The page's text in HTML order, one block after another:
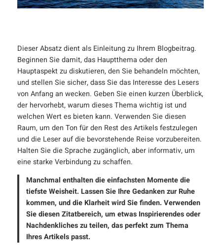
Dieser Absatz dient als Einleitung zu Ihrem Blogbeitrag.
Beginnen Sie damit, das Hauptthema oder den
Hauptaspekt zu diskutieren, den Sie behandeln möchten,
und stellen Sie sicher, dass Sie das Interesse des Lesers
von Anfang an wecken. Geben Sie einen kurzen Überblick,
der hervorhebt, warum dieses Thema wichtig ist und
welchen Wert es bieten kann. Verwenden Sie diesen
Raum, um den Ton für den Rest des Artikels festzulegen
und die Leser auf die bevorstehende Reise vorzubereiten.
Halten Sie die Sprache zugänglich, aber informativ, um
eine starke Verbindung zu schaffen.
Manchmal enthalten die einfachsten Momente die
tiefste Weisheit. Lassen Sie Ihre Gedanken zur Ruhe
kommen, und die Klarheit wird Sie finden. Verwenden
Sie diesen Zitatbereich, um etwas Inspirierendes oder
Nachdenkliches zu teilen, das perfekt zum Thema
Ihres Artikels passt.